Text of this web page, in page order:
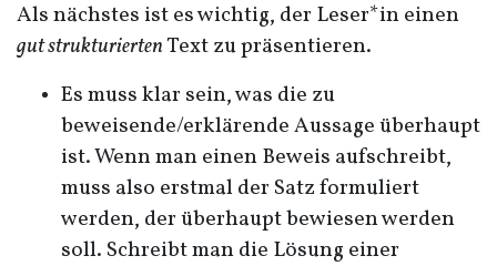
Als nächstes ist es wichtig, der Leser*in einen
gut strukturiertenText zu präsentieren.
Es muss klar sein, was die zu
beweisende/erklärende Aussage überhaupt
ist. Wenn man einen Beweis aufschreibt,
muss also erstmal der Satz formuliert
werden, der überhaupt bewiesen werden
soll. Schreibt man die Lösung einer